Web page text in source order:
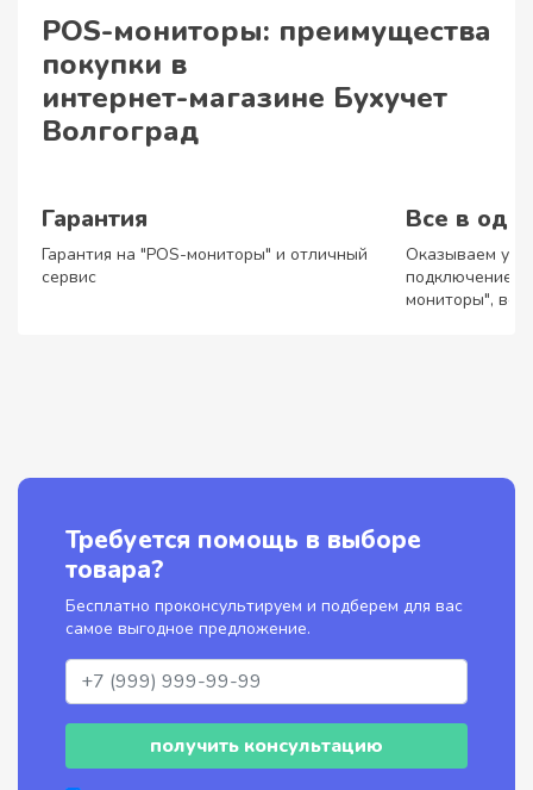
POS-мониторы: преимущества
покупки в
интернет-магазине Бухучет
Волгоград
Гарантия
Гарантия на "POS-мониторы" и отличный
сервис
Все в
Оказываем
подключением
мониторы", все
Требуется помощь в выборе
товара?
Бесплатно проконсультируем и подберем для вас
самое выгодное предложение.
получить консультацию